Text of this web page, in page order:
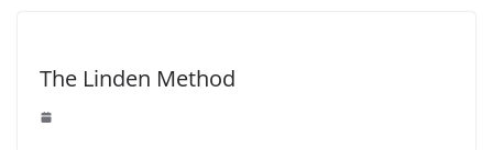
The Linden Method